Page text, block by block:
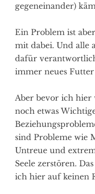
gegeneinander)
Ein Problem ist
mit dabei. Und alle
dafür
immer neues
Aber bevor ich hier
noch etwas
sind Probleme wie
Untreue und
Seele zerstören.
ich hier auf keinen